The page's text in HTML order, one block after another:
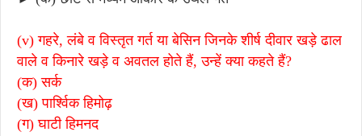
(v) गहरे, लंबे व विस्तृत गर्त या बेसिन जिनके शीर्ष दीवार खड़े ढाल
वाले व किनारे खड़े व अवतल होते हैं, उन्हें क्या कहते हैं?
(क) सर्क
(ख) पार्श्विक हिमोढ़
(ग) घाटी हिमनद